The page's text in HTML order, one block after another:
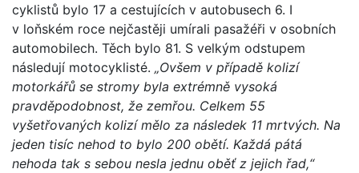
cyklistů bylo 17 a cestujících v autobusech 6. I
v loňském roce nejčastěji umírali pasažéři v osobních
automobilech. Těch bylo 81. S velkým odstupem
následují motocyklisté. „Ovšem v případě kolizí
motorkářů se stromy byla extrémně vysoká
pravděpodobnost, že zemřou. Celkem 55
vyšetřovaných kolizí mělo za následek 11 mrtvých. Na
jeden tisíc nehod to bylo 200 obětí. Každá pátá
nehoda tak s sebou nesla jednu oběť z jejich řad,“